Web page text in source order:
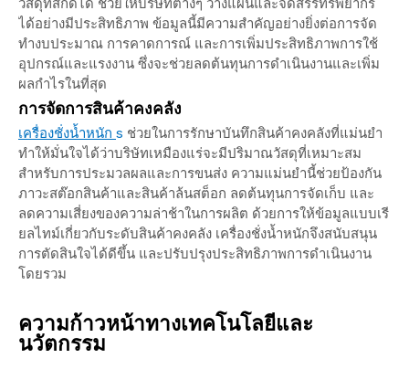
ได้อย่างมีประสิทธิภาพ ข้อมูลนี้มีความสำคัญอย่างยิ่งต่อการจัด
ทำงบประมาณ การคาดการณ์ และการเพิ่มประสิทธิภาพการใช้
อุปกรณ์และแรงงาน ซึ่งจะช่วยลดต้นทุนการดำเนินงานและเพิ่ม
ผลกำไรในที่สุด
การจัดการสินค้าคงคลัง
เครื่องชั่งน้ำหนัก s ช่วยในการรักษาบันทึกสินค้าคงคลังที่แม่นยำ
ทำให้มั่นใจได้ว่าบริษัทเหมืองแร่จะมีปริมาณวัสดุที่เหมาะสม
สำหรับการประมวลผลและการขนส่ง ความแม่นยำนี้ช่วยป้องกัน
ภาวะสต๊อกสินค้าและสินค้าล้นสต็อก ลดต้นทุนการจัดเก็บ และ
ลดความเสี่ยงของความล่าช้าในการผลิต ด้วยการให้ข้อมูลแบบเรี
ยลไทม์เกี่ยวกับระดับสินค้าคงคลัง เครื่องชั่งน้ำหนักจึงสนับสนุน
การตัดสินใจได้ดีขึ้น และปรับปรุงประสิทธิภาพการดำเนินงาน
โดยรวม
ความก้าวหน้าทางเทคโนโลยีและ
นวัตกรรม